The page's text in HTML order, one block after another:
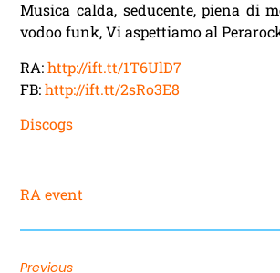
Musica calda, seducente, piena di
vodoo funk, Vi aspettiamo al
RA:http://ift.tt/1T6UlD7
FB:http://ift.tt/2sRo3E8
Discogs
RA event
Previous